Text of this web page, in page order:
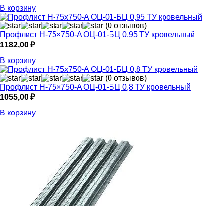
В корзину
(0 отзывов)
Профлист Н-75×750-A ОЦ-01-БЦ 0,95 ТУ кровельный
1182,00 ₽
В корзину
(0 отзывов)
Профлист Н-75×750-A ОЦ-01-БЦ 0,8 ТУ кровельный
1055,00 ₽
В корзину